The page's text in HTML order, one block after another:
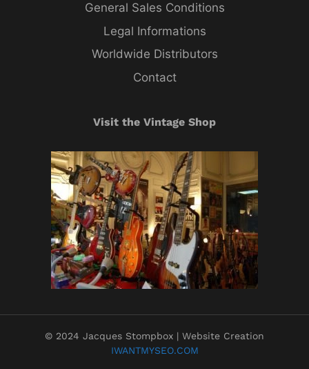
General Sales Conditions
Legal Informations
Worldwide Distributors
Contact
Visit the Vintage Shop
© 2024 Jacques Stompbox | Website Creation
IWANTMYSEO.COM